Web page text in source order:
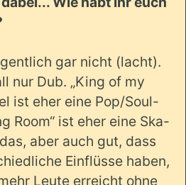
gar nicht (lacht).
nur Dub. „King of my
ist eher eine Pop/Soul-
Room“ ist eher eine Ska-
aber auch gut, dass
Einflüsse haben,
Leute erreicht ohne